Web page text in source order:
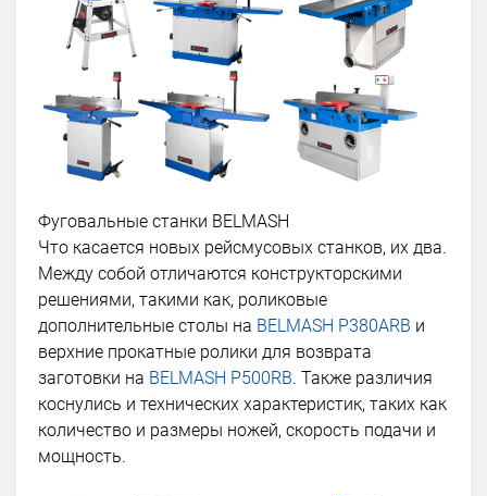
Фуговальные станки BELMASH
Что касается новых рейсмусовых станков, их два.
Между собой отличаются конструкторскими
решениями, такими как, роликовые
дополнительные столы на BELMASH P380АRB и
верхние прокатные ролики для возврата
заготовки на BELMASH P500RB. Также различия
коснулись и технических характеристик, таких как
количество и размеры ножей, скорость подачи и
мощность.